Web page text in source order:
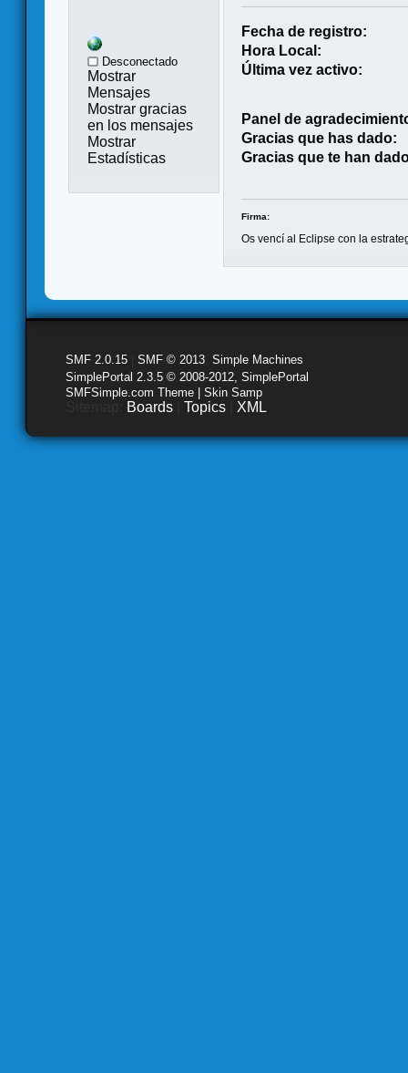
Desconectado
Mostrar
Mensajes
Mostrar gracias
en los mensajes
Mostrar
Estadísticas
Fecha de registro:
Hora Local:
Última vez activo:
Panel de
Gracias que has dado:
Gracias que te han
Firma:
Os vencí al Eclipse con la
SMF 2.0.15 SMF © 2013 Simple Machines
SimplePortal 2.3.5 © 2008-2012, SimplePortal
SMFSimple.com Theme | Skin Samp
Boards Topics XML